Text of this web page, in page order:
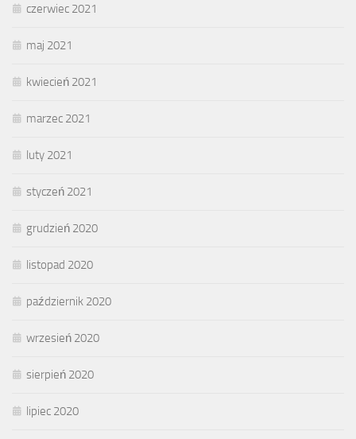
czerwiec 2021
maj 2021
kwiecień 2021
marzec 2021
luty 2021
styczeń 2021
grudzień 2020
listopad 2020
październik 2020
wrzesień 2020
sierpień 2020
lipiec 2020